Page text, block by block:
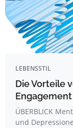
LEBENSSTIL
Die Vorteile
Engagement
ÜBERBLICK
und